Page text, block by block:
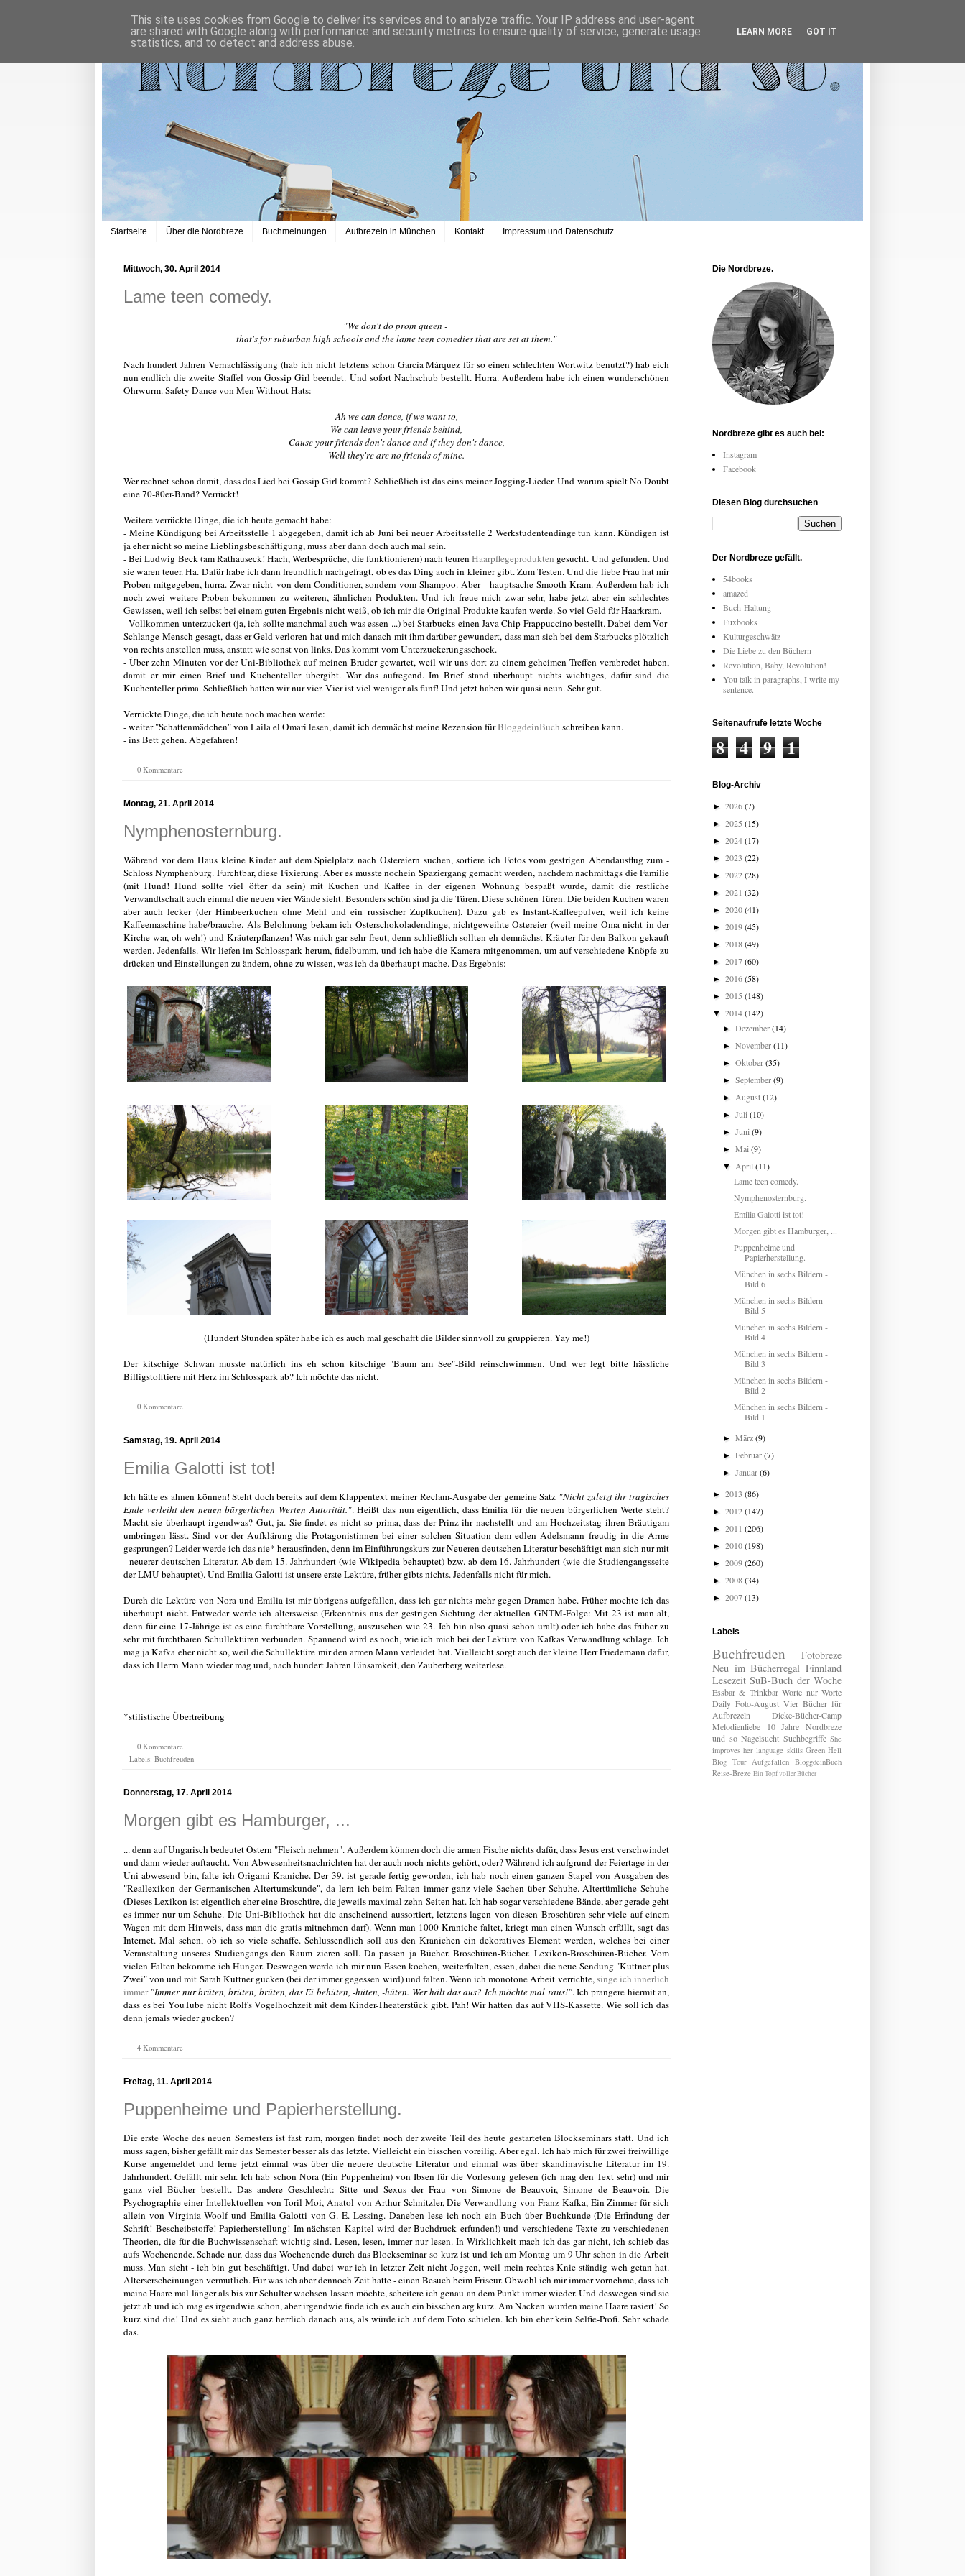
Startseite Über die Nordbreze Buchmeinungen Aufbrezeln in München Kontakt Impressum und Datenschutz
Mittwoch, 30. April 2014
Lame teen comedy.
"We don't do prom queen -
that's for suburban high schools and the lame teen comedies that are set at them."
Nach hundert Jahren Vernachlässigung (hab ich nicht letztens schon García Márquez für so einen schlechten Wortwitz benutzt?) hab eich
nun endlich die zweite Staffel von Gossip Girl beendet. Und sofort Nachschub bestellt. Hurra. Außerdem habe ich einen wunderschönen
Ohrwurm. Safety Dance von Men Without Hats:
Ah we can dance, if we want to,
We can leave your friends behind,
Cause your friends don't dance and if they don't dance,
Well they're are no friends of mine.
Wer rechnet schon damit, dass das Lied bei Gossip Girl kommt? Schließlich ist das eins meiner Jogging-Lieder. Und warum spielt No Doubt
eine 70-80er-Band? Verrückt!
Weitere verrückte Dinge, die ich heute gemacht habe:
- Meine Kündigung bei Arbeitsstelle 1 abgegeben, damit ich ab Juni bei neuer Arbeitsstelle 2 Werkstudentendinge tun kann. Kündigen ist
ja eher nicht so meine Lieblingsbeschäftigung, muss aber dann doch auch mal sein.
- Bei Ludwig Beck (am Rathauseck! Hach, Werbesprüche, die funktionieren) nach teurenHaarpflegeprodukten gesucht. Und gefunden. Und
sie waren teuer. Ha. Dafür habe ich dann freundlich nachgefragt, ob es das Ding auch in kleiner gibt. Zum Testen. Und die liebe Frau hat mir
Proben mitgegeben, hurra. Zwar nicht von dem Conditioner, sondern vom Shampoo. Aber - hauptsache Smooth-Kram. Außerdem hab ich
noch zwei weitere Proben bekommen zu weiteren, ähnlichen Produkten. Und ich freue mich zwar sehr, habe jetzt aber ein schlechtes
Gewissen, weil ich selbst bei einem guten Ergebnis nicht weiß, ob ich mir die Original-Produkte kaufen werde. So viel Geld für Haarkram.
- Vollkommen unterzuckert (ja, ich sollte manchmal auch was essen ...) bei Starbucks einen Java Chip Frappuccino bestellt. Dabei dem Vor-
Schlange-Mensch gesagt, dass er Geld verloren hat und mich danach mit ihm darüber gewundert, dass man sich bei dem Starbucks plötzlich
von rechts anstellen muss, anstatt wie sonst von links. Das kommt vom Unterzuckerungsschock.
- Über zehn Minuten vor der Uni-Bibliothek auf meinen Bruder gewartet, weil wir uns dort zu einem geheimen Treffen verabredet haben,
damit er mir einen Brief und Kuchenteller übergibt. War das aufregend. Im Brief stand überhaupt nichts wichtiges, dafür sind die
Kuchenteller prima. Schließlich hatten wir nur vier. Vier ist viel weniger als fünf! Und jetzt haben wir quasi neun. Sehr gut.
Verrückte Dinge, die ich heute noch machen werde:
- weiter "Schattenmädchen" von Laila el Omari lesen, damit ich demnächst meine Rezension fürBloggdeinBuch schreiben kann.
- ins Bett gehen. Abgefahren!
0 Kommentare
Montag, 21. April 2014
Nymphenosternburg.
Während vor dem Haus kleine Kinder auf dem Spielplatz nach Ostereiern suchen, sortiere ich Fotos vom gestrigen Abendausflug zum -
Schloss Nymphenburg. Furchtbar, diese Fixierung. Aber es musste nochein Spaziergang gemacht werden, nachdem nachmittags die Familie
(mit Hund! Hund sollte viel öfter da sein) mit Kuchen und Kaffee in der eigenen Wohnung bespaßt wurde, damit die restliche
Verwandtschaft auch einmal die neuen vier Wände sieht. Besonders schön sind ja die Türen. Diese schönen Türen. Die beiden Kuchen waren
aber auch lecker (der Himbeerkuchen ohne Mehl und ein russischer Zupfkuchen). Dazu gab es Instant-Kaffeepulver, weil ich keine
Kaffeemaschine habe/brauche. Als Belohnung bekam ich Osterschokoladendinge, nichtgeweihte Ostereier (weil meine Oma nicht in der
Kirche war, oh weh!) und Kräuterpflanzen! Was mich gar sehr freut, denn schließlich sollten eh demnächst Kräuter für den Balkon gekauft
werden. Jedenfalls. Wir liefen im Schlosspark herum, fidelbumm, und ich habe die Kamera mitgenommen, um auf verschiedene Knöpfe zu
drücken und Einstellungen zu ändern, ohne zu wissen, was ich da überhaupt mache. Das Ergebnis:
(Hundert Stunden später habe ich es auch mal geschafft die Bilder sinnvoll zu gruppieren. Yay me!)
Der kitschige Schwan musste natürlich ins eh schon kitschige "Baum am See"-Bild reinschwimmen. Und wer legt bitte hässliche
Billigstofftiere mit Herz im Schlosspark ab? Ich möchte das nicht.
0 Kommentare
Samstag, 19. April 2014
Emilia Galotti ist tot!
Ich hätte es ahnen können! Steht doch bereits auf dem Klappentext meiner Reclam-Ausgabe der gemeine Satz "Nicht zuletzt ihr tragisches
Ende verleiht den neuen bürgerlichen Werten Autorität.". Heißt das nun eigentlich, dass Emilia für die neuen bürgerlichen Werte steht?
Macht sie überhaupt irgendwas? Gut, ja. Sie findet es nicht so prima, dass der Prinz ihr nachstellt und am Hochzeitstag ihren Bräutigam
umbringen lässt. Sind vor der Aufklärung die Protagonistinnen bei einer solchen Situation dem edlen Adelsmann freudig in die Arme
gesprungen? Leider werde ich das nie* herausfinden, denn im Einführungskurs zur Neueren deutschen Literatur beschäftigt man sich nur mit
- neuerer deutschen Literatur. Ab dem 15. Jahrhundert (wie Wikipedia behauptet) bzw. ab dem 16. Jahrhundert (wie die Studiengangsseite
der LMU behauptet). Und Emilia Galotti ist unsere erste Lektüre, früher gibts nichts. Jedenfalls nicht für mich.
Durch die Lektüre von Nora und Emilia ist mir übrigens aufgefallen, dass ich gar nichts mehr gegen Dramen habe. Früher mochte ich das
überhaupt nicht. Entweder werde ich altersweise (Erkenntnis aus der gestrigen Sichtung der aktuellen GNTM-Folge: Mit 23 ist man alt,
denn für eine 17-Jährige ist es eine furchtbare Vorstellung, auszusehen wie 23. Ich bin also quasi schon uralt) oder ich habe das früher zu
sehr mit furchtbaren Schullektüren verbunden. Spannend wird es noch, wie ich mich bei der Lektüre von Kafkas Verwandlung schlage. Ich
mag ja Kafka eher nicht so, weil die Schullektüre mir den armen Mann verleidet hat. Vielleicht sorgt auch der kleine Herr Friedemann dafür,
dass ich Herrn Mann wieder mag und, nach hundert Jahren Einsamkeit, den Zauberberg weiterlese.
*stilistische Übertreibung
0 Kommentare
Labels: Buchfreuden
Donnerstag, 17. April 2014
Morgen gibt es Hamburger, ...
... denn auf Ungarisch bedeutet Ostern "Fleisch nehmen". Außerdem können doch die armen Fische nichts dafür, dass Jesus erst verschwindet
und dann wieder auftaucht. Von Abwesenheitsnachrichten hat der auch noch nichts gehört, oder? Während ich aufgrund der Feiertage in der
Uni abwesend bin, falte ich Origami-Kraniche. Der 39. ist gerade fertig geworden, ich hab noch einen ganzen Stapel von Ausgaben des
"Reallexikon der Germanischen Altertumskunde", da lern ich beim Falten immer ganz viele Sachen über Schuhe. Altertümliche Schuhe
(Dieses Lexikon ist eigentlich eher eine Broschüre, die jeweils maximal zehn Seiten hat. Ich hab sogar verschiedene Bände, aber gerade geht
es immer nur um Schuhe. Die Uni-Bibliothek hat die anscheinend aussortiert, letztens lagen von diesen Broschüren sehr viele auf einem
Wagen mit dem Hinweis, dass man die gratis mitnehmen darf). Wenn man 1000 Kraniche faltet, kriegt man einen Wunsch erfüllt, sagt das
Internet. Mal sehen, ob ich so viele schaffe. Schlussendlich soll aus den Kranichen ein dekoratives Element werden, welches bei einer
Veranstaltung unseres Studiengangs den Raum zieren soll. Da passen ja Bücher. Broschüren-Bücher. Lexikon-Broschüren-Bücher. Vom
vielen Falten bekomme ich Hunger. Deswegen werde ich mir nun Essen kochen, weiterfalten, essen, dabei die neue Sendung "Kuttner plus
Zwei" von und mit Sarah Kuttner gucken (bei der immer gegessen wird) und falten. Wenn ich monotone Arbeit verrichte, singe ich innerlich
immer "Immer nurbrüten ,brüten brüten , das Ei behüten, -hüten, -hüten. Wer hält das aus? Ich möchte mal raus!". Ich prangere hiermit an,
dass es bei YouTube nicht Rolf's Vogelhochzeit mit dem Kinder-Theaterstück gibt. Pah! Wir hatten das auf VHS-Kassette. Wie soll ich das
denn jemals wieder gucken?
4 Kommentare
Freitag, 11. April 2014
Puppenheime und Papierherstellung.
Die erste Woche des neuen Semesters ist fast rum, morgen findet noch der zweite Teil des heute gestarteten Blockseminars statt. Und ich
muss sagen, bisher gefällt mir das Semester besser als das letzte. Vielleicht ein bisschen voreilig. Aber egal. Ich hab mich für zwei freiwillige
Kurse angemeldet und lerne jetzt einmal was über die neuere deutsche Literatur und einmal was über skandinavische Literatur im 19.
Jahrhundert. Gefällt mir sehr. Ich hab schon Nora (Ein Puppenheim) von Ibsen für die Vorlesung gelesen (ich mag den Text sehr) und mir
ganz viel Bücher bestellt. Das andere Geschlecht: Sitte und Sexus der Frau von Simone de Beauvoir, Simone de Beauvoir. Die
Psychographie einer Intellektuellen von Toril Moi, Anatol von Arthur Schnitzler, Die Verwandlung von Franz Kafka, Ein Zimmer für sich
allein von Virginia Woolf und Emilia Galotti von G. E. Lessing. Daneben lese ich noch ein Buch über Buchkunde (Die Erfindung der
Schrift! Bescheibstoffe! Papierherstellung! Im nächsten Kapitel wird der Buchdruck erfunden!) und verschiedene Texte zu verschiedenen
Theorien, die für die Buchwissenschaft wichtig sind. Lesen, lesen, immer nur lesen. In Wirklichkeit mach ich das gar nicht, ich schieb das
aufs Wochenende. Schade nur, dass das Wochenende durch das Blockseminar so kurz ist und ich am Montag um 9 Uhr schon in die Arbeit
muss. Man sieht - ich bin gut beschäftigt. Und dabei war ich in letzter Zeit nicht Joggen, weil mein rechtes Knie ständig weh getan hat.
Alterserscheinungen vermutlich. Für was ich aber dennoch Zeit hatte - einen Besuch beim Friseur. Obwohl ich mir immer vornehme, dass ich
meine Haare mal länger als bis zur Schulter wachsen lassen möchte, scheitere ich genau an dem Punkt immer wieder. Und deswegen sind sie
jetzt ab und ich mag es irgendwie schon, aber irgendwie finde ich es auch ein bisschen arg kurz. Am Nacken wurden meine Haare rasiert! So
kurz sind die! Und es sieht auch ganz herrlich danach aus, als würde ich auf dem Foto schielen. Ich bin eher kein Selfie-Profi. Sehr schade
das.
Die Nordbreze.
Nordbreze gibt es auch bei:
Instagram
Facebook
Diesen Blog durchsuchen
Der Nordbreze gefällt.
54books
amazed
Buch-Haltung
Fuxbooks
Kulturgeschwätz
Die Liebe zu den Büchern
Revolution, Baby, Revolution!
You talk in paragraphs, I write my
sentence.
Seitenaufrufe letzte Woche
8 4 9 1
Blog-Archiv
► 2026(7)
► 2025 (15)
► 2024(17)
► 2023 (22)
► 2022(28)
► 2021 (32)
► 2020(41)
► 2019(45)
► 2018(49)
► 2017(60)
► 2016(58)
► 2015 (148)
▼ 2014(142)
►Dezember(14)
►November(11)
►Oktober(35)
►September(9)
►August(12)
►Juli(10)
►Juni(9)
►Mai(9)
▼April(11)
Lame teen comedy.
Nymphenosternburg.
Emilia Galotti ist tot!
Morgen gibt es Hamburger, ...
Puppenheime und
Papierherstellung.
München in sechs Bildern -
Bild 6
München in sechs Bildern -
Bild 5
München in sechs Bildern -
Bild 4
München in sechs Bildern -
Bild 3
München in sechs Bildern -
Bild 2
München in sechs Bildern -
Bild 1
►März(9)
►Februar(7)
►Januar(6)
► 2013 (86)
► 2012(147)
► 2011 (206)
► 2010(198)
► 2009(260)
► 2008(34)
► 2007(13)
Labels
Buchfreuden
Fotobreze
Neu im Bücherregal Finnland
Lesezeit SuB-Buch der Woche
Essbar & Trinkbar Worte nur Worte
Daily Foto-August Vier Bücher für
Aufbrezeln
Dicke-Bücher-Camp
Melodienliebe
10 Jahre Nordbreze
und so Nagelsucht Suchbegriffe She
improves her language skills Green Hell
Blog Tour Aufgefallen BloggdeinBuch
Reise-Breze Ein Topf voller Bücher
This site uses cookies from Google to deliver its services and to analyze traffic. Your IP address and user-agent
are shared with Google along with performance and security metrics to ensure quality of service, generate usage
statistics, and to detect and address abuse.
LEARN MORE GOT IT